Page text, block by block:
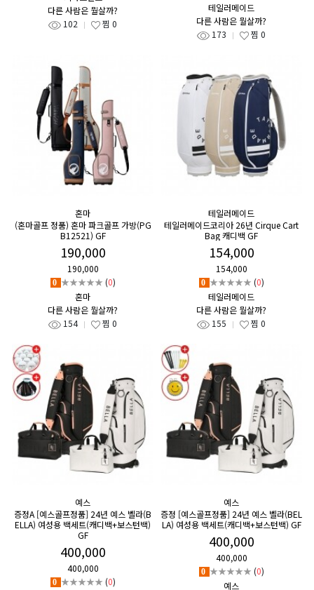
다른 사람은 뭘살까?
102
찜 0
테일러메이드
다른 사람은 뭘살까?
173
찜 0
혼마
(혼마골프 정품) 혼마 파크골프 가방(PG
B12521) GF
190,000
190,000
0 ★★★★★ (0)
혼마
다른 사람은 뭘살까?
154
찜 0
테일러메이드
테일러메이드코리아 26년 Cirque Cart
Bag 캐디백 GF
154,000
154,000
0 ★★★★★ (0)
테일러메이드
다른 사람은 뭘살까?
155
찜 0
예스
증정A [예스골프정품] 24년 예스 벨라(B
ELLA) 여성용 백세트(캐디백+보스턴백)
GF
400,000
400,000
0 ★★★★★ (0)
예스
증정 [예스골프정품] 24년 예스 벨라(BEL
LA) 여성용 백세트(캐디백+보스턴백) GF
400,000
400,000
0 ★★★★★ (0)
예스